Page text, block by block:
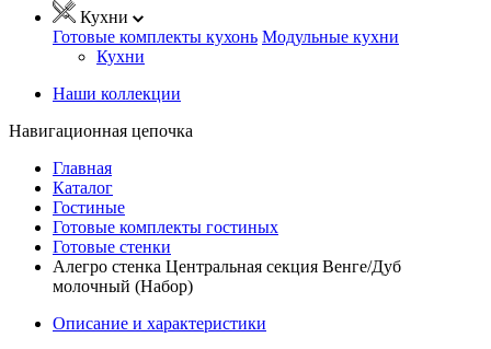
Кухни
Готовые комплекты кухонь Модульные кухни
Кухни
Наши коллекции
Навигационная цепочка
Главная
Каталог
Гостиные
Готовые комплекты гостиных
Готовые стенки
Алегро стенка Центральная секция Венге/Дуб
молочный (Набор)
Описание и характеристики